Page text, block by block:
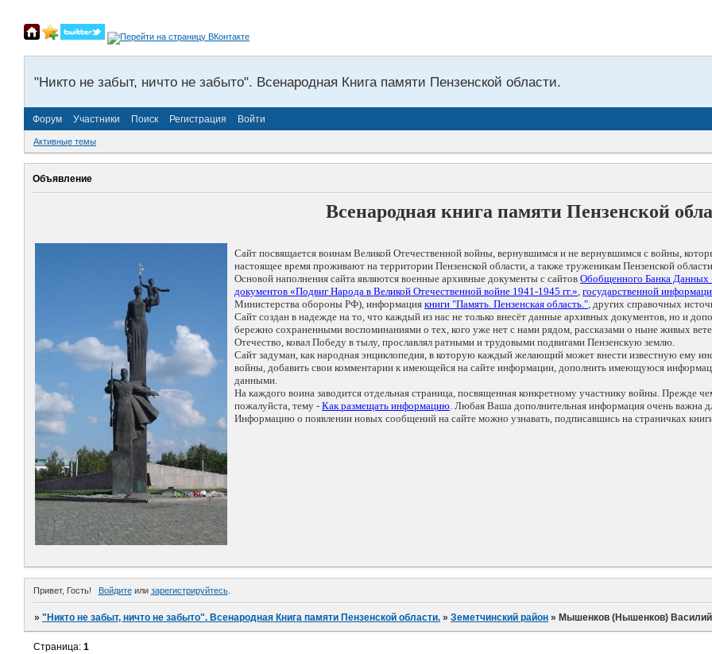
"Никто не забыт, ничто не забыто". Всенародная Книга памяти Пензенской области.
Форум Участники Поиск Регистрация Войти
Активные темы
Объявление
Всенародная книга памяти Пензенской
Сайт посвящается воинам Великой Отечественной войны, вернувшимся и не вернувшимся с войны,
настоящее время проживают на территории Пензенской области, а также труженикам Пензенской
Основой наполнения сайта являются военные архивные документы с сайтов Обобщенного Банка
документов «Подвиг Народа в Великой Отечественной войне 1941-1945 гг.», государственной
Министерства обороны РФ), информация книги "Память. Пензенская область.", других справочных
Сайт создан в надежде на то, что каждый из нас не только внесёт данные архивных документов, но и
бережно сохраненными воспоминаниями о тех, кого уже нет с нами рядом, рассказами о ныне живых
Отечество, ковал Победу в тылу, прославлял ратными и трудовыми подвигами Пензенскую землю.
Сайт задуман, как народная энциклопедия, в которую каждый желающий может внести известную ему
войны, добавить свои комментарии к имеющейся на сайте информации, дополнить имеющуюся
данными.
На каждого воина заводится отдельная страница, посвященная конкретному участнику войны. Прежде
пожалуйста, тему - Как размещать информацию. Любая Ваша дополнительная информация очень важна
Информацию о появлении новых сообщений на сайте можно узнавать, подписавшись на страничках
Привет, Гость! Войдитеили зарегистрируйтесь.
»"Никто не забыт, ничто не забыто". Всенародная Книга памяти Пензенской области. »Земетчинский район » Мышенков (Нышенков)
Страница:1